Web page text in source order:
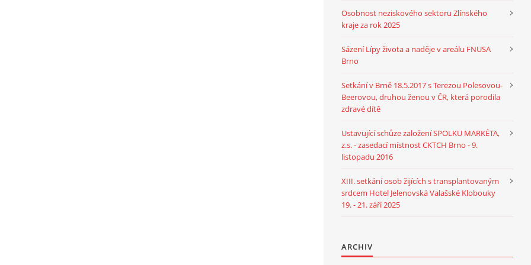
Osobnost neziskového sektoru Zlínského
kraje za rok 2025
Sázení Lípy života a naděje v areálu FNUSA
Brno
Setkání v Brně 18.5.2017 s Terezou Polesovou-
Beerovou, druhou ženou v ČR, která porodila
zdravé dítě
Ustavující schůze založení SPOLKU MARKÉTA,
z.s. - zasedací místnost CKTCH Brno - 9.
listopadu 2016
XIII. setkání osob žijících s transplantovaným
srdcem Hotel Jelenovská Valašské Klobouky
19. - 21. září 2025
ARCHIV